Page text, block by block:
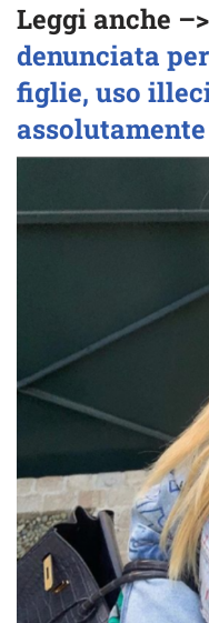
Leggi anche –>
denunciata
figlie, uso